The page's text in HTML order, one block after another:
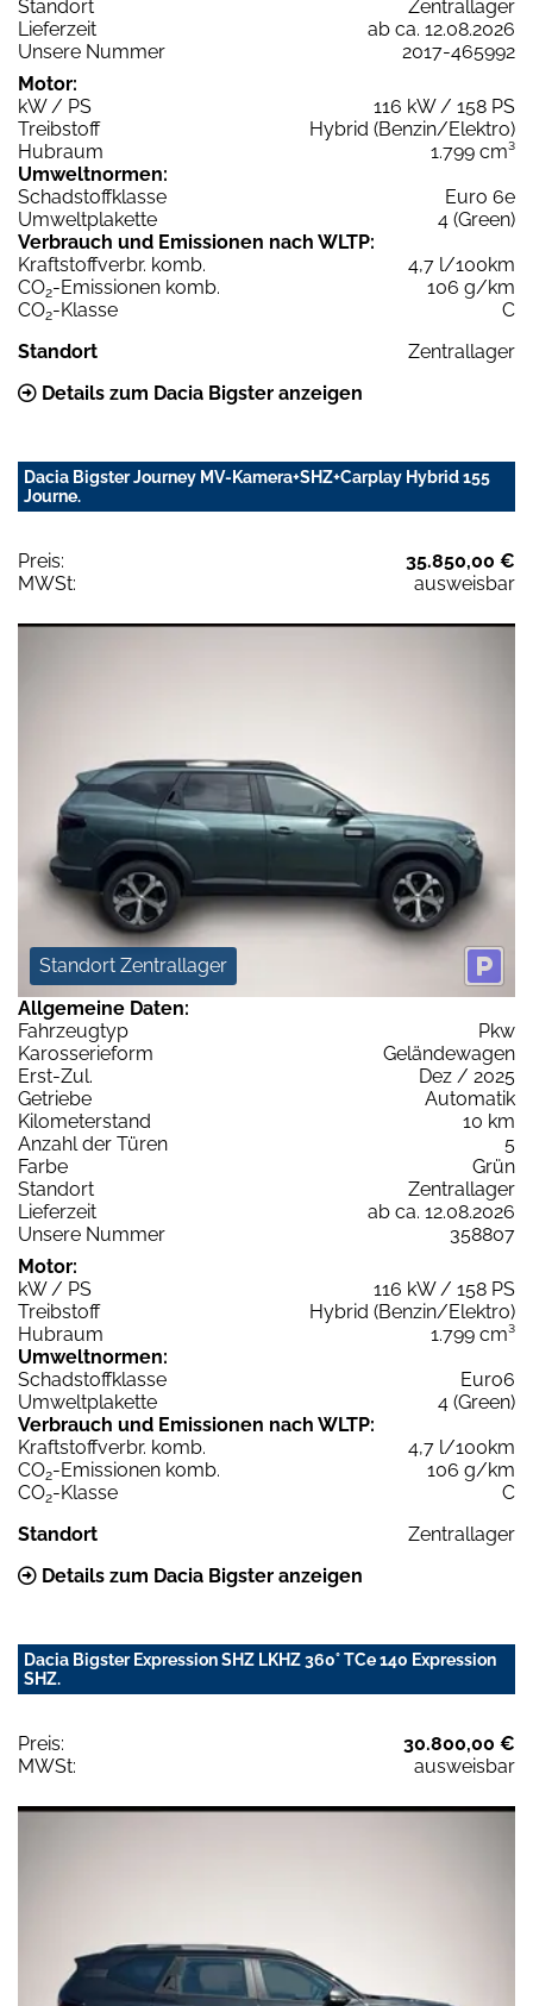
Standort
Zentrallager
Lieferzeit
ab ca. 12.08.2026
Unsere Nummer
2017-465992
Motor:
kW / PS
116 kW / 158 PS
Treibstoff
Hybrid (Benzin/Elektro)
Hubraum
1.799 cm³
Umweltnormen:
Schadstoffklasse
Euro 6e
Umweltplakette
4 (Green)
Verbrauch und Emissionen nach WLTP:
Kraftstoffverbr. komb.
4,7 l/100km
CO2-Emissionen komb.
106 g/km
CO2-Klasse
C
Standort
Zentrallager
Details zum Dacia Bigster anzeigen
Dacia Bigster Journey MV-Kamera+SHZ+Carplay Hybrid 155
Journe.
Preis:
35.850,00 €
MWSt:
ausweisbar
Standort Zentrallager
Allgemeine Daten:
Fahrzeugtyp
Pkw
Karosserieform
Geländewagen
Erst-Zul.
Dez / 2025
Getriebe
Automatik
Kilometerstand
10 km
Anzahl der Türen
5
Farbe
Grün
Standort
Zentrallager
Lieferzeit
ab ca. 12.08.2026
Unsere Nummer
358807
Motor:
kW / PS
116 kW / 158 PS
Treibstoff
Hybrid (Benzin/Elektro)
Hubraum
1.799 cm³
Umweltnormen:
Schadstoffklasse
Euro6
Umweltplakette
4 (Green)
Verbrauch und Emissionen nach WLTP:
Kraftstoffverbr. komb.
4,7 l/100km
CO2-Emissionen komb.
106 g/km
CO2-Klasse
C
Standort
Zentrallager
Details zum Dacia Bigster anzeigen
Dacia Bigster Expression SHZ LKHZ 360° TCe 140 Expression
SHZ.
Preis:
30.800,00 €
MWSt:
ausweisbar